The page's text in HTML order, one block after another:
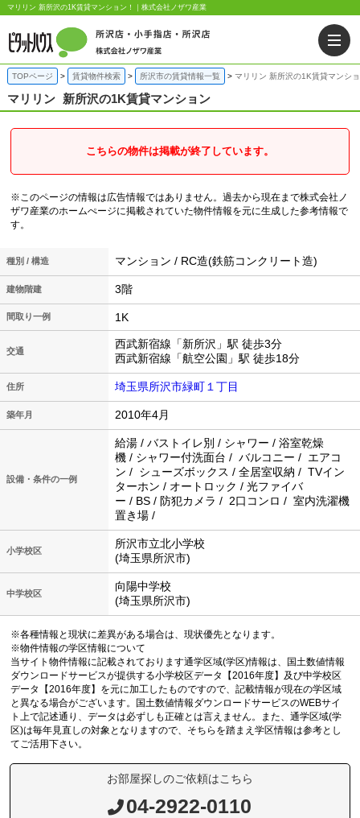
マリリン 新所沢の1K賃貸マンション！｜株式会社ノザワ産業
TOPページ 賃貸物件検索 所沢市の賃貸情報一覧 マリリン 新所沢の1K賃貸マンシ
マリリン 新所沢の1K賃貸マンション
こちらの物件は掲載が終了しています。
※このページの情報は広告情報ではありません。過去から現在まで株式会社ノ
ザワ産業のホームぺージに掲載されていた物件情報を元に生成した参考情報で
す。
種別 / 構造 マンション / RC造(鉄筋コンクリート造)
建物階建 3階
間取り一例 1K
交通
西武新宿線「新所沢」駅 徒歩3分
西武新宿線「航空公園」駅 徒歩18分
住所 埼玉県所沢市緑町１丁目
築年月 2010年4月
設備・条件の一例
給湯 / バストイレ別 / シャワー / 浴室乾燥
機 / シャワー付洗面台 / バルコニー / エアコ
ン / シューズボックス / 全居室収納 / TVイン
ターホン / オートロック / 光ファイバ
ー / BS / 防犯カメラ / 2口コンロ / 室内洗濯機
置き場 /
小学校区
所沢市立北小学校
(埼玉県所沢市)
中学校区
向陽中学校
(埼玉県所沢市)
※各種情報と現状に差異がある場合は、現状優先となります。
※物件情報の学区情報について
当サイト物件情報に記載されております通学区域(学区)情報は、国土数値情報
ダウンロードサービスが提供する小学校区データ【2016年度】及び中学校区
データ【2016年度】を元に加工したものですので、記載情報が現在の学区域
と異なる場合がございます。国土数値情報ダウンロードサービスのWEBサイ
ト上で記述通り、データは必ずしも正確とは言えません。また、通学区域(学
区)は毎年見直しの対象となりますので、そちらを踏まえ学区情報は参考とし
てご活用下さい。
お部屋探しのご依頼はこちら
04-2922-0110